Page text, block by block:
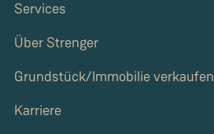
Services
Über Strenger
Grundstück/Immobilie verkaufen
Karriere